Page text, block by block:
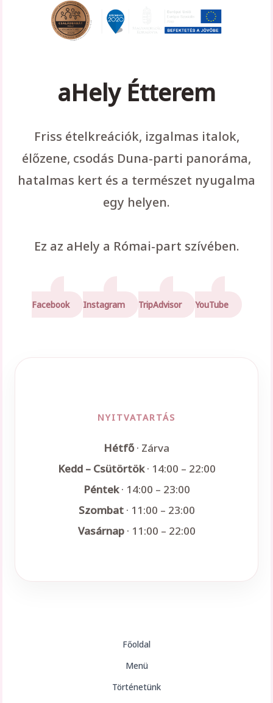
aHely Étterem
Friss ételkreációk, izgalmas italok,
élőzene, csodás Duna-parti panoráma,
hatalmas kert és a természet nyugalma
egy helyen.
Ez az aHely a Római-part szívében.
Facebook Instagram TripAdvisor YouTube
NYITVATARTÁS
Hétfő· Zárva
Kedd – Csütörtök· 14:00 – 22:00
Péntek· 14:00 – 23:00
Szombat· 11:00 – 23:00
Vasárnap· 11:00 – 22:00
Főoldal
Menü
Történetünk